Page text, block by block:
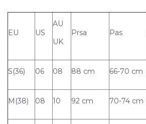
EU US
AU
UK
Prsa Pas
S(36) 06 08 88 cm 66-70 cm
M(38) 08 10 92 cm 70-74 cm